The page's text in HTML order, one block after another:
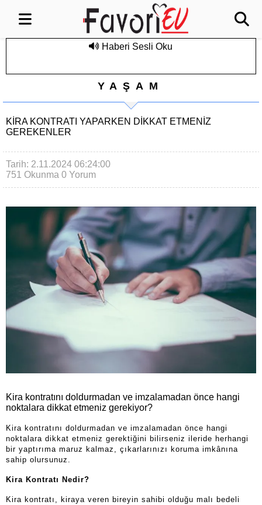
Haberi Sesli Oku
YAŞAM
KIRA KONTRATI YAPARKEN DIKKAT ETMENIZ
GEREKENLER
Tarih: 2.11.2024 06:24:00
751 Okunma 0 Yorum
Kira kontratını doldurmadan ve imzalamadan önce hangi
noktalara dikkat etmeniz gerekiyor?
Kira kontratını doldurmadan ve imzalamadan önce hangi
noktalara dikkat etmeniz gerektiğini bilirseniz ileride herhangi
bir yaptırıma maruz kalmaz, çıkarlarınızı koruma imkânına
sahip olursunuz.
Kira Kontratı Nedir?
Kira kontratı, kiraya veren bireyin sahibi olduğu malı bedeli